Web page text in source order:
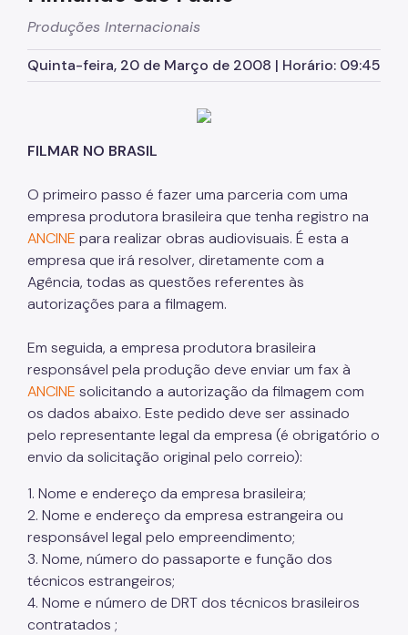
Incentivos ao Cinema
Festivais em são Paulo
Fale Conosco
Produções Internacionais
Quinta-feira, 20 de Março de 2008 | Horário: 09:45
FILMAR NO BRASIL
O primeiro passo é fazer uma parceria com uma
empresa produtora brasileira que tenha registro na
ANCINE para realizar obras audiovisuais. É esta a
empresa que irá resolver, diretamente com a
Agência, todas as questões referentes às
autorizações para a filmagem.
Em seguida, a empresa produtora brasileira
responsável pela produção deve enviar um fax à
ANCINE solicitando a autorização da filmagem com
os dados abaixo. Este pedido deve ser assinado
pelo representante legal da empresa (é obrigatório o
envio da solicitação original pelo correio):
1. Nome e endereço da empresa brasileira;
2. Nome e endereço da empresa estrangeira ou
responsável legal pelo empreendimento;
3. Nome, número do passaporte e função dos
técnicos estrangeiros;
4. Nome e número de DRT dos técnicos brasileiros
contratados ;